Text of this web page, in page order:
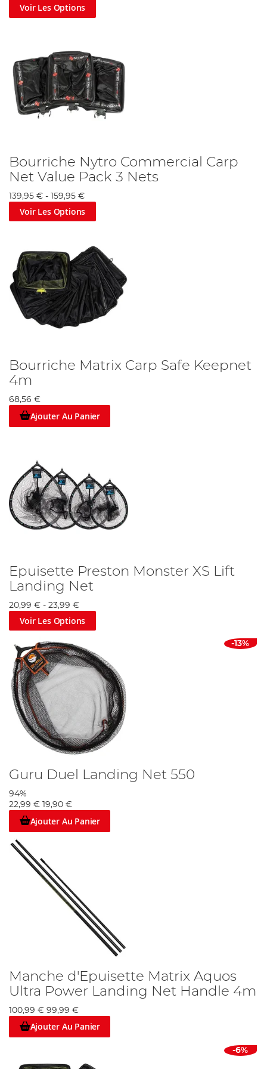
choisir l'épuisette qui convient le mieux à vos besoins.
Voir Les Options
Bourriche Nytro Commercial Carp
Net Value Pack 3 Nets
139,95 € - 159,95 €
Voir Les Options
Bourriche Matrix Carp Safe Keepnet
4m
68,56 €
Ajouter Au Panier
Epuisette Preston Monster XS Lift
Landing Net
20,99 € - 23,99 €
Voir Les Options
-13%
Guru Duel Landing Net 550
94%
22,99 €
19,90 €
Ajouter Au Panier
Manche d'Epuisette Matrix Aquos
Ultra Power Landing Net Handle 4m
100,99 € 99,99 €
Ajouter Au Panier
-6%